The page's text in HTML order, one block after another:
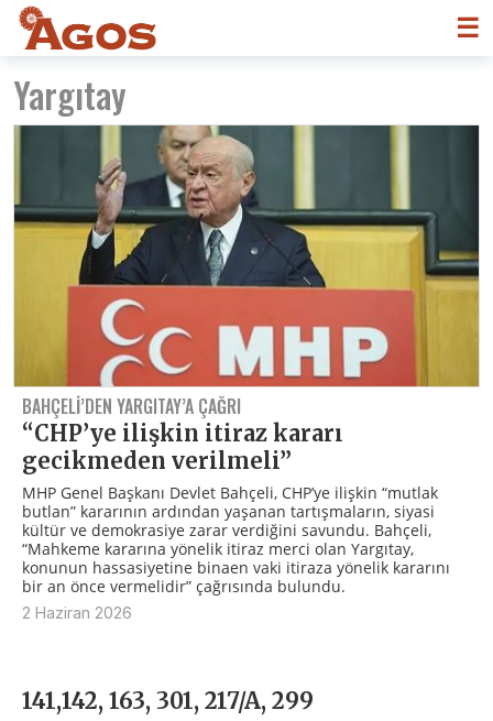
☰
Yargıtay
BAHÇELI’DEN YARGITAY’A ÇAĞRI
“CHP’ye ilişkin itiraz kararı
gecikmeden verilmeli”
MHP Genel Başkanı Devlet Bahçeli, CHP’ye ilişkin “mutlak
butlan” kararının ardından yaşanan tartışmaların, siyasi
kültür ve demokrasiye zarar verdiğini savundu. Bahçeli,
“Mahkeme kararına yönelik itiraz merci olan Yargıtay,
konunun hassasiyetine binaen vaki itiraza yönelik kararını
bir an önce vermelidir” çağrısında bulundu.
2 Haziran 2026
141,142, 163, 301, 217/A, 299